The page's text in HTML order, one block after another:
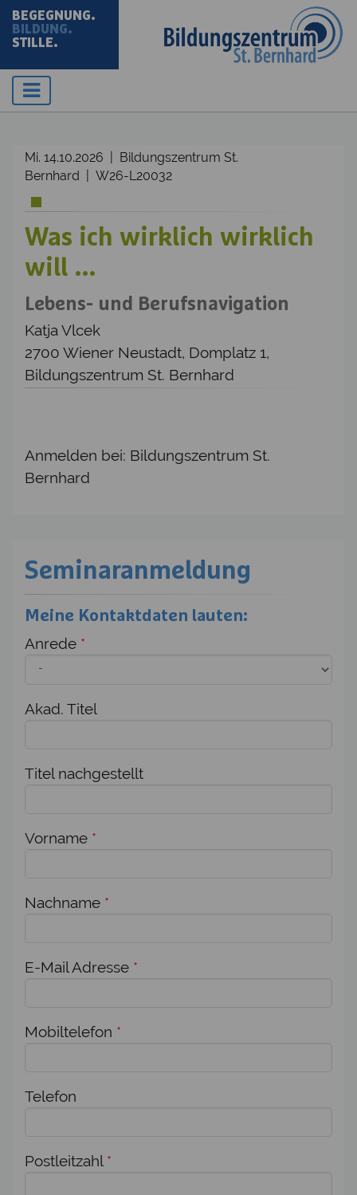
BEGEGNUNG.
BILDUNG.
STILLE.
Mi. 14.10.2026 | Bildungszentrum St.
Bernhard | W26-L20032
Was ich wirklich wirklich
will ...
Lebens- und Berufsnavigation
Katja Vlcek
2700 Wiener Neustadt, Domplatz 1,
Bildungszentrum St. Bernhard
Anmelden bei: Bildungszentrum St.
Bernhard
Seminaranmeldung
Meine Kontaktdaten lauten:
Anrede *
Akad. Titel
Titel nachgestellt
Vorname *
Nachname *
E-Mail Adresse *
Mobiltelefon *
Telefon
Postleitzahl *